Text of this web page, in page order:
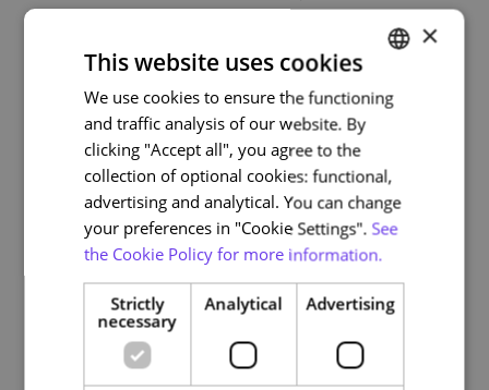
NAU.
- Certificado Nau e ECTS concedidos pelo Instituto
Politécnico de Tomar, mediante cumprimento dos
Course plan
1. Ambiente de Desenvolvimento
2. Páginas Estáticas vs Páginas Dinâmicas
3. Sintaxe Básica da Linguagem de Programação PHP
4. Sintaxe Avançada da Linguagem de Programação
PORTUGUESE
ENGLISH
×
This website uses cookies
We use cookies to ensure the functioning
and traffic analysis of our website. By
clicking "Accept all", you agree to the
collection of optional cookies: functional,
advertising and analytical. You can change
your preferences in "Cookie Settings". See
the Cookie Policy for more information.
Strictly
necessary
Analytical Advertising